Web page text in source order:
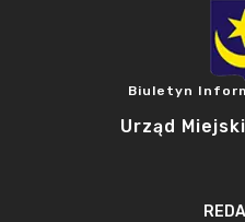
Biuletyn
Urząd